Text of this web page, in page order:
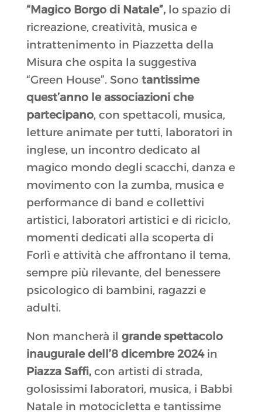
“Magico Borgo di Natale”, lo spazio di
ricreazione, creatività, musica e
intrattenimento in Piazzetta della
Misura che ospita la suggestiva
“Green House”. Sono tantissime
quest’anno le associazioni che
partecipano, con spettacoli, musica,
letture animate per tutti, laboratori in
inglese, un incontro dedicato al
magico mondo degli scacchi, danza e
movimento con la zumba, musica e
performance di band e collettivi
artistici, laboratori artistici e di riciclo,
momenti dedicati alla scoperta di
Forlì e attività che affrontano il tema,
sempre più rilevante, del benessere
psicologico di bambini, ragazzi e
adulti.
Non mancherà il grande spettacolo
inaugurale dell’8 dicembre 2024 in
Piazza Saffi, con artisti di strada,
golosissimi laboratori, musica, i Babbi
Natale in motocicletta e tantissime